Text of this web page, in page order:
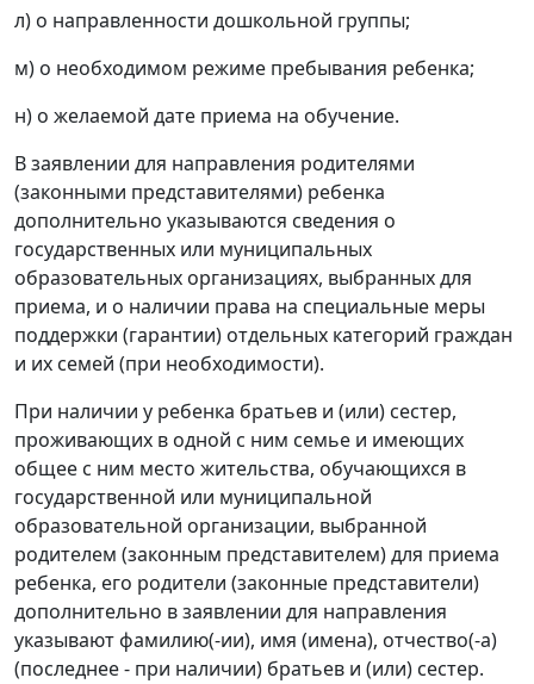
л) о направленности дошкольной группы;
м) о необходимом режиме пребывания ребенка;
н) о желаемой дате приема на обучение.
В заявлении для направления родителями
(законными представителями) ребенка
дополнительно указываются сведения о
государственных или муниципальных
образовательных организациях, выбранных для
приема, и о наличии права на специальные меры
поддержки (гарантии) отдельных категорий граждан
и их семей (при необходимости).
При наличии у ребенка братьев и (или) сестер,
проживающих в одной с ним семье и имеющих
общее с ним место жительства, обучающихся в
государственной или муниципальной
образовательной организации, выбранной
родителем (законным представителем) для приема
ребенка, его родители (законные представители)
дополнительно в заявлении для направления
указывают фамилию(-ии), имя (имена), отчество(-а)
(последнее - при наличии) братьев и (или) сестер.